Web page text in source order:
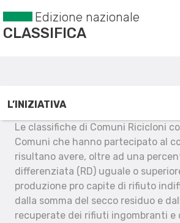
Edizione nazionale
CLASSIFICA
L’INIZIATIVA
Le classifiche di Comuni Ricicloni
Comuni che hanno partecipato al
risultano avere, oltre ad una
differenziata (RD) uguale o
produzione pro capite di rifiuto
dalla somma del secco residuo e
recuperate dei rifiuti ingombranti e